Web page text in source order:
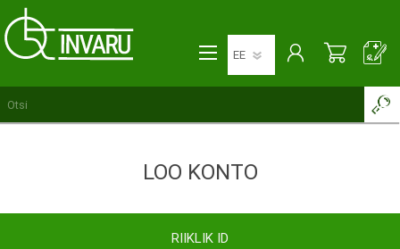
LOO KONTO
RIIKLIK ID